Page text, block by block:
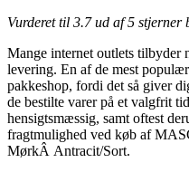
Vurderet til 3.7ud af 5 stjerner
Mange internet outlets tilbyder
levering. En af de mest
pakkeshop, fordi det så giver
de bestilte varer på et valgfrit
hensigtsmæssig, samt oftest
fragtmulighed ved køb af
MørkÂ Antracit/Sort.